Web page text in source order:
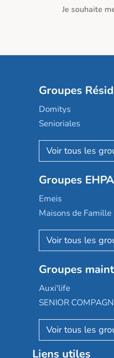
Je souhaite
Groupes
Domitys
Senioriales
Nohée
Les Résidentiels
Mobicap
Domusvi
Happy Senior
Aquarelia
Nexity edenea
Les jardins
Occitalia
Appartseniors
Reseda
Stella management
Les villages d'or
Groupes
Emeis
Maisons de Famille
Korian
Emera
Groupe SOS
Le Noble Âge
Almage
Résidalya
Groupe aplus
Groupes
Auxi'life
SENIOR
AGE D'OR Services
Liens utiles